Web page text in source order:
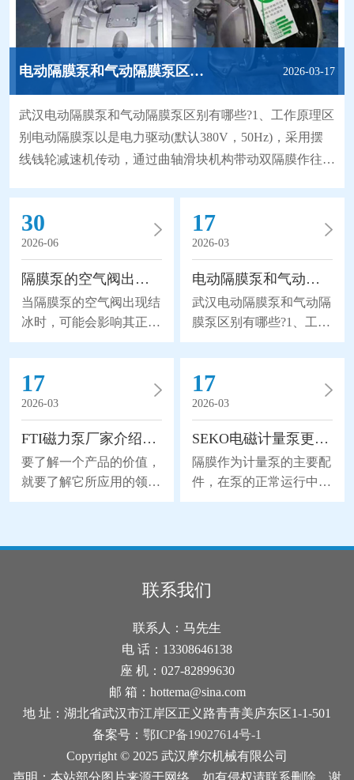
电动隔膜泵和气动隔膜泵区别有哪些? 2026-03-17
武汉电动隔膜泵和气动隔膜泵区别有哪些?1、工作原理区
别电动隔膜泵以是电力驱动(默认380V，50Hz)，采用摆
线钱轮减速机传动，通过曲轴滑块机构带动双隔膜作往复
展，大大地延长隔膜的使用寿命，因此被越来越广泛地替
代部分离心泵、螺杆泵来应用于石化、陶瓷、冶金等行
业。气动隔膜泵是以压缩空气为动力(压缩空气
30
2026-06
隔膜泵的空气阀出现结冰怎么办？
当隔膜泵的空气阀出现结
冰时，可能会影响其正常
运行，给我们带来不可挽
回的损失。所以隔膜泵的
空气阀出现结冰怎么办
呢？1、加热阀体：如果
空气阀结冰，可以尝试使
用加热器或加热带等加热
装置加热阀体。将适量的
热量传导到阀体上，可以
使结冰的冰块融化，并恢
坏导致的。检查空气阀的
密封件，并确保其完好无
损，建议及时换上新的密
17
2026-03
电动隔膜泵和气动隔膜泵区别有哪些?
武汉电动隔膜泵和气动隔
膜泵区别有哪些?1、工作
原理区别电动隔膜泵以是
电力驱动(默认380V，
50Hz)，采用摆线钱轮减
速机传动，通过曲轴滑块
机构带动双隔膜作往复无
能无力，使工作腔容积发
生交替变化从而达到将液
体不断地吸入和排出。同
时，由于隔膜材质取得了
离心泵、螺杆泵来应用于
石化、陶瓷、冶金等行
空气为动力(压缩空气
17
2026-03
FTI磁力泵厂家介绍磁力泵的应用领域
要了解一个产品的价值，
就要了解它所应用的领
域。下面FTI磁力泵厂家
分支，磁力泵是一种将永
磁联轴的工作原理应用于
离心泵的新产品。磁力泵
主要应用于电脑水冷系
泉，工艺品，咖啡机，饮
水机，无土栽培，洗牙
器，热水器加压，热水循
环，游泳池水循环过滤，
洗脚冲浪按摩盆，冲浪按
17
2026-03
SEKO电磁计量泵更换隔膜的流程分析
隔膜作为计量泵的主要配
件，在泵的正常运行中起
到了关键性的作用，也因
护时，更换隔膜是使用电
磁计量泵的较佳方式。下
面我们来分析一下SEKO
位在计量泵的后面。2、
计量泵头松动后，拆卸计
量泵头前，将行程总长度
调节到0%的部位。电磁
联系我们
联系人：马先生
电 话：13308646138
座 机：027-82899630
邮 箱：hottema@sina.com
地 址：湖北省武汉市江岸区正义路青青美庐东区1-1-501
备案号： 鄂ICP备19027614号-1
Copyright © 2025 武汉摩尔机械有限公司
声明：本站部分图片来源于网络，如有侵权请联系删除，谢